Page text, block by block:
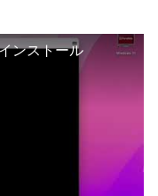
ンストール